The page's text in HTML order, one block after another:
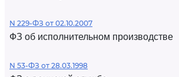
N 229-ФЗ от 02.10.2007
ФЗ об исполнительном производстве
N 53-ФЗ от 28.03.1998